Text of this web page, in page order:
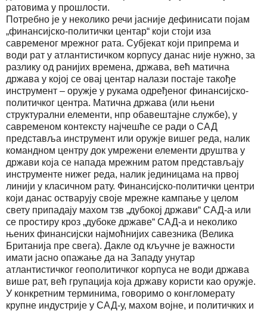
ратовима у прошлости.
Потребно је у неколико речи јасније дефинисати појам
„финансијско-политички центар“ који стоји иза
савременог мрежног рата. Субјекат који припрема и
води рат у атлантистичком корпусу данас није нужно, за
разлику од ранијих времена, држава, већ матична
држава у којој се овај центар налази постаје такође
инструмент – оружје у рукама одређеног финансијско-
политичког центра. Матична држава (или њени
структурални елементи, нпр обавештајне службе), у
савременом контексту најчешће се ради о САД
представља инструмент или оружје вишег реда, налик
командном центру док умрежени елементи друштва у
држави која се напада мрежним ратом представљају
инструменте нижег реда, налик јединицама на првој
линији у класичном рату. Финансијско-политички центри
који данас остварују своје мрежне кампање у целом
свету припадају махом тзв „дубокој држави“ САД-а или
се простиру кроз „дубоке државе“ САД-а и неколико
њених финансијски најмоћнијих савезника (Велика
Британија пре свега). Дакле од кључне је важности
имати јасно опажање да на Западу унутар
атлантистичког геополитичког корпуса не води држава
више рат, већ групација која државу користи као оружје.
У конкретним терминима, говоримо о конгломерату
крупне индустрије у САД-у, махом војне, и политичких и